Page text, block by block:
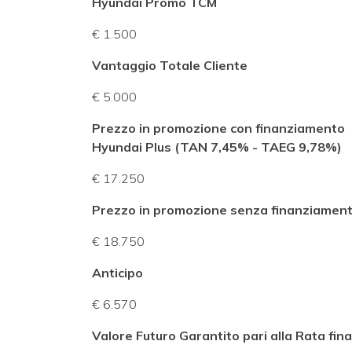
€ 1.500
Vantaggio Totale Cliente
€ 5.000
Prezzo in promozione con finanziamento
Hyundai Plus (TAN 7,45% - TAEG 9,78%)
€ 17.250
Prezzo in promozione senza
€ 18.750
Anticipo
€ 6.570
Valore Futuro Garantito pari alla Rata